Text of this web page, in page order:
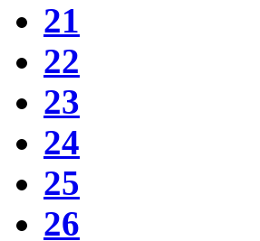
21
22
23
24
25
26